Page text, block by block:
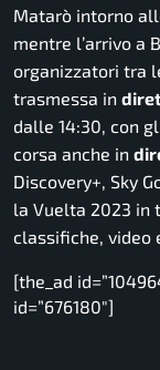
Matarò intorno
mentre l’arrivo a
organizzatori tra
trasmessa in
dalle 14:30, con
corsa anche in
Discovery+, Sky
la Vuelta 2023 in
classifiche, video
[the_ad
id=”676180″]